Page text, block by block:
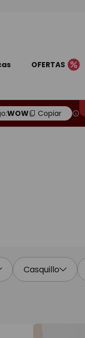
OFERTAS
WOW Copiar
Casquillo